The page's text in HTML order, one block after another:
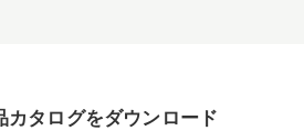
カタログをダウンロード